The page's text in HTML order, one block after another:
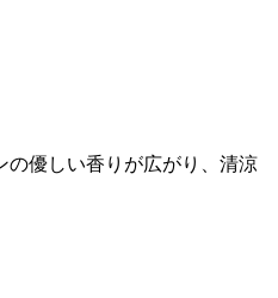
優しい香りが広がり、清涼